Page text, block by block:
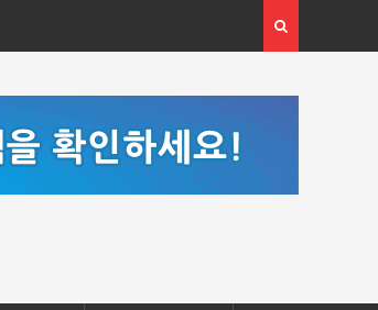
[정봉수 칼럼] 약정휴가의 종류와 운영방법